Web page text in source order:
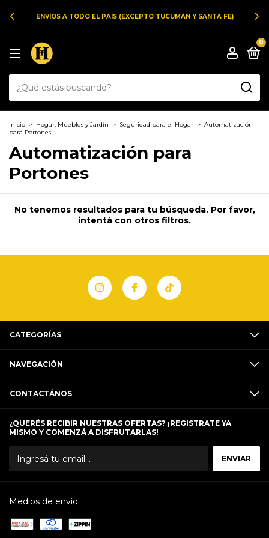
ENVÍOS A TODO EL PAÍS (EXCEPTO TUCUMÁN Y SANTA FE)
0
Inicio > Hogar, Muebles y Jardín > Seguridad para el Hogar > Automatización
para Portones
Automatización para
Portones
No tenemos resultados para tu búsqueda. Por favor,
intentá con otros filtros.
CATEGORÍAS
NAVEGACIÓN
CONTACTÁNOS
¿QUERÉS RECIBIR NUESTRAS OFERTAS? ¡REGISTRATE YA
MISMO Y COMENZÁ A DISFRUTARLAS!
Medios de envío